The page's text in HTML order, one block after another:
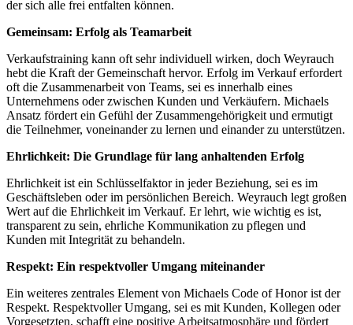
der sich alle frei entfalten können.
Gemeinsam: Erfolg als Teamarbeit
Verkaufstraining kann oft sehr individuell wirken, doch Weyrauch
hebt die Kraft der Gemeinschaft hervor. Erfolg im Verkauf erfordert
oft die Zusammenarbeit von Teams, sei es innerhalb eines
Unternehmens oder zwischen Kunden und Verkäufern. Michaels
Ansatz fördert ein Gefühl der Zusammengehörigkeit und ermutigt
die Teilnehmer, voneinander zu lernen und einander zu unterstützen.
Ehrlichkeit: Die Grundlage für lang anhaltenden Erfolg
Ehrlichkeit ist ein Schlüsselfaktor in jeder Beziehung, sei es im
Geschäftsleben oder im persönlichen Bereich. Weyrauch legt großen
Wert auf die Ehrlichkeit im Verkauf. Er lehrt, wie wichtig es ist,
transparent zu sein, ehrliche Kommunikation zu pflegen und
Kunden mit Integrität zu behandeln.
Respekt: Ein respektvoller Umgang miteinander
Ein weiteres zentrales Element von Michaels Code of Honor ist der
Respekt. Respektvoller Umgang, sei es mit Kunden, Kollegen oder
Vorgesetzten, schafft eine positive Arbeitsatmosphäre und fördert